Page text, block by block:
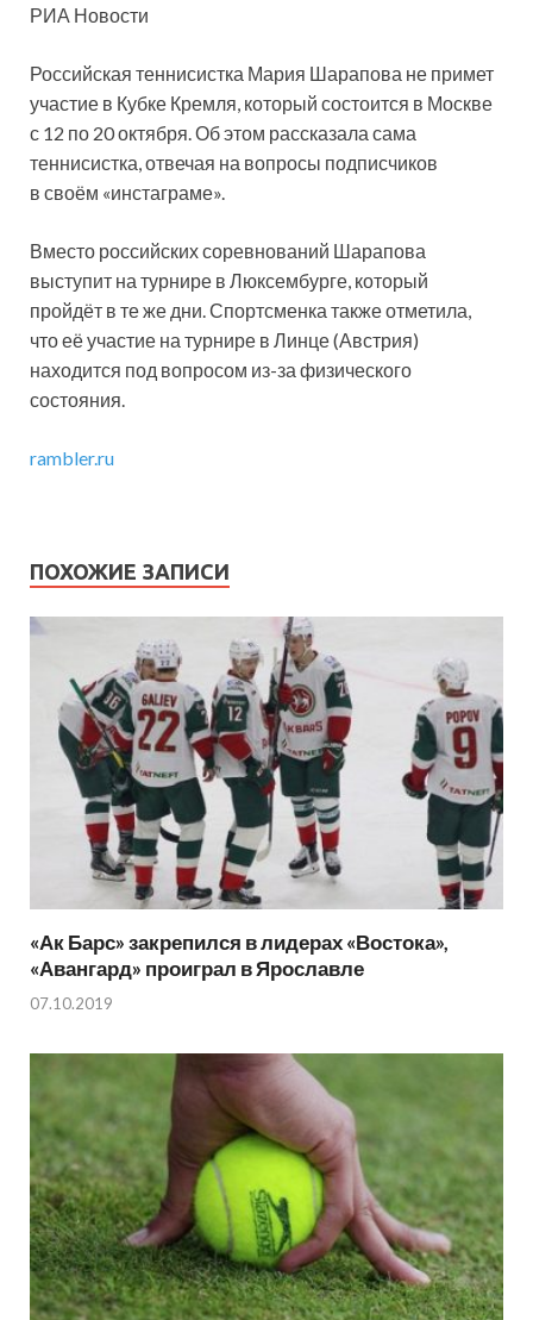
РИА Новости
Российская теннисистка Мария Шарапова не примет
участие в Кубке Кремля, который состоится в Москве
с 12 по 20 октября. Об этом рассказала сама
теннисистка, отвечая на вопросы подписчиков
в своём «инстаграме».
Вместо российских соревнований Шарапова
выступит на турнире в Люксембурге, который
пройдёт в те же дни. Спортсменка также отметила,
что её участие на турнире в Линце (Австрия)
находится под вопросом из-за физического
состояния.
rambler.ru
ПОХОЖИЕ ЗАПИСИ
«Ак Барс» закрепился в лидерах «Востока»,
«Авангард» проиграл в Ярославле
07.10.2019